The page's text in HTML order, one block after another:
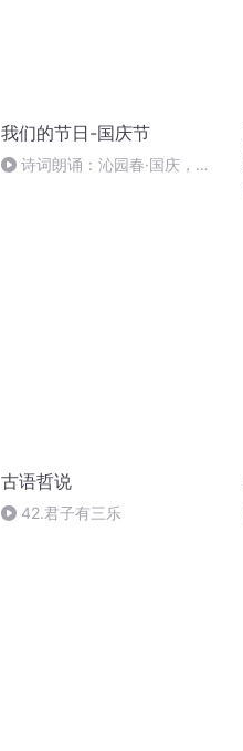
我们的节日-国庆节
诗词朗诵：沁园春·国庆，朗
古语哲说
42.君子有三乐